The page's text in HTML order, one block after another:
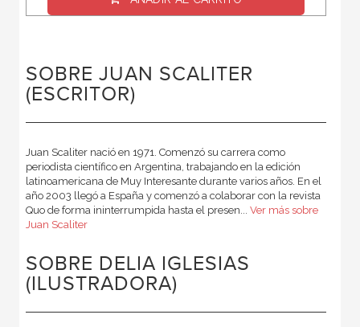
SOBRE JUAN SCALITER
(ESCRITOR)
Juan Scaliter nació en 1971. Comenzó su carrera como
periodista científico en Argentina, trabajando en la edición
latinoamericana de Muy Interesante durante varios años. En el
año 2003 llegó a España y comenzó a colaborar con la revista
Quo de forma ininterrumpida hasta el presen... Ver más sobre
Juan Scaliter
SOBRE DELIA IGLESIAS
(ILUSTRADORA)